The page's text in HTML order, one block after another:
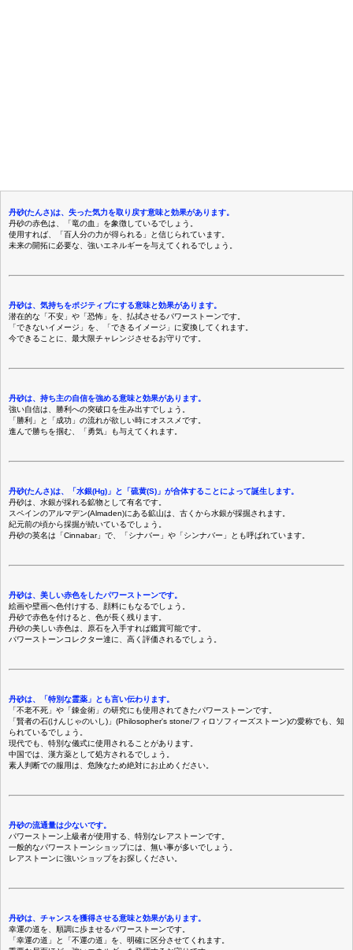
丹砂(たんさ)は、失った気力を取り戻す意味と効果があります。
丹砂の赤色は、「竜の血」を象徴しているでしょう。
使用すれば、「百人分の力が得られる」と信じられています。
未来の開拓に必要な、強いエネルギーを与えてくれるでしょう。
丹砂は、気持ちをポジティブにする意味と効果があります。
潜在的な「不安」や「恐怖」を、払拭させるパワーストーンです。
「できないイメージ」を、「できるイメージ」に変換してくれます。
今できることに、最大限チャレンジさせるお守りです。
丹砂は、持ち主の自信を強める意味と効果があります。
強い自信は、勝利への突破口を生み出すでしょう。
「勝利」と「成功」の流れが欲しい時にオススメです。
進んで勝ちを掴む、「勇気」も与えてくれます。
丹砂(たんさ)は、「水銀(Hg)」と「硫黄(S)」が合体することによって誕生します。
丹砂は、水銀が採れる鉱物として有名です。
スペインのアルマデン(Almaden)にある鉱山は、古くから水銀が採掘されます。
紀元前の頃から採掘が続いているでしょう。
丹砂の英名は「Cinnabar」で、「シナバー」や「シンナバー」とも呼ばれています。
丹砂は、美しい赤色をしたパワーストーンです。
絵画や壁画へ色付けする、顔料にもなるでしょう。
丹砂で赤色を付けると、色が長く残ります。
丹砂の美しい赤色は、原石を入手すれば鑑賞可能です。
パワーストーンコレクター達に、高く評価されるでしょう。
丹砂は、「特別な霊薬」とも言い伝わります。
「不老不死」や「錬金術」の研究にも使用されてきたパワーストーンです。
「賢者の石(けんじゃのいし)」(Philosopher's stone/フィロソフィーズストーン)の愛称でも、知
られているでしょう。
現代でも、特別な儀式に使用されることがあります。
中国では、漢方薬として処方されるでしょう。
素人判断での服用は、危険なため絶対にお止めください。
丹砂の流通量は少ないです。
パワーストーン上級者が使用する、特別なレアストーンです。
一般的なパワーストーンショップには、無い事が多いでしょう。
レアストーンに強いショップをお探しください。
丹砂は、チャンスを獲得させる意味と効果があります。
幸運の道を、順調に歩ませるパワーストーンです。
「幸運の道」と「不運の道」を、明確に区分させてくれます。